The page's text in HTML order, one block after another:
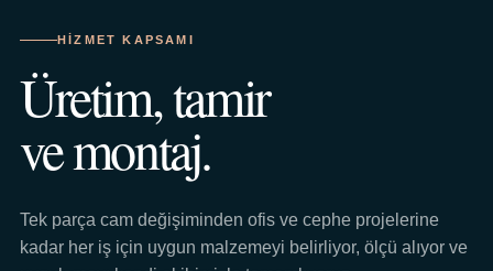
HIZMET KAPSAMI
Üretim, tamir
ve montaj.
Tek parça cam değişiminden ofis ve cephe projelerine
kadar her iş için uygun malzemeyi belirliyor, ölçü alıyor ve